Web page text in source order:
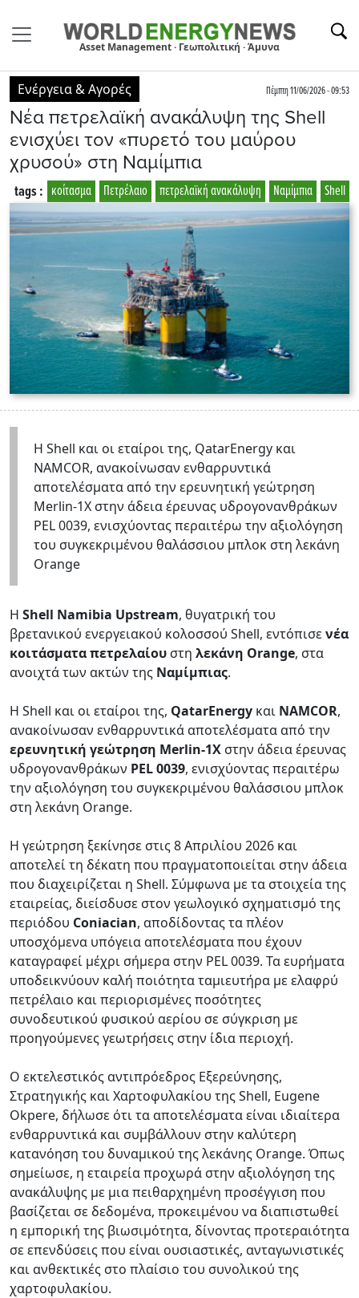
Asset Management · Γεωπολιτική · Άμυνα
Ενέργεια & Αγορές Πέμπτη 11/06/2026 - 09:53
Νέα πετρελαϊκή ανακάλυψη της Shell
ενισχύει τον «πυρετό του μαύρου
χρυσού» στη Ναμίμπια
Shell
Ναμίμπια
πετρελαϊκή ανακάλυψη
Πετρέλαιο
κοίτασμα
tags :
Η Shell και οι εταίροι της, QatarEnergy και
NAMCOR, ανακοίνωσαν ενθαρρυντικά
αποτελέσματα από την ερευνητική γεώτρηση
Merlin-1X στην άδεια έρευνας υδρογονανθράκων
PEL 0039, ενισχύοντας περαιτέρω την αξιολόγηση
του συγκεκριμένου θαλάσσιου μπλοκ στη λεκάνη
Orange
Η Shell Namibia Upstream, θυγατρική του
βρετανικού ενεργειακού κολοσσού Shell, εντόπισενέα
κοιτάσματα πετρελαίου στη λεκάνη Orange, στα
ανοιχτά των ακτών της Ναμίμπιας.
Η Shell και οι εταίροι της, QatarEnergy και NAMCOR,
ανακοίνωσαν ενθαρρυντικά αποτελέσματα από την
ερευνητική γεώτρηση Merlin-1X στην άδεια έρευνας
υδρογονανθράκων PEL 0039, ενισχύοντας περαιτέρω
την αξιολόγηση του συγκεκριμένου θαλάσσιου μπλοκ
στη λεκάνη Orange.
Η γεώτρηση ξεκίνησε στις 8 Απριλίου 2026 και
αποτελεί τη δέκατη που πραγματοποιείται στην άδεια
που διαχειρίζεται η Shell. Σύμφωνα με τα στοιχεία της
εταιρείας, διείσδυσε στον γεωλογικό σχηματισμό της
περιόδου Coniacian, αποδίδοντας τα πλέον
υποσχόμενα υπόγεια αποτελέσματα που έχουν
καταγραφεί μέχρι σήμερα στην PEL 0039. Τα ευρήματα
υποδεικνύουν καλή ποιότητα ταμιευτήρα με ελαφρύ
πετρέλαιο και περιορισμένες ποσότητες
συνοδευτικού φυσικού αερίου σε σύγκριση με
προηγούμενες γεωτρήσεις στην ίδια περιοχή.
Ο εκτελεστικός αντιπρόεδρος Εξερεύνησης,
Στρατηγικής και Χαρτοφυλακίου της Shell, Eugene
Okpere, δήλωσε ότι τα αποτελέσματα είναι ιδιαίτερα
ενθαρρυντικά και συμβάλλουν στην καλύτερη
κατανόηση του δυναμικού της λεκάνης Orange. Όπως
σημείωσε, η εταιρεία προχωρά στην αξιολόγηση της
ανακάλυψης με μια πειθαρχημένη προσέγγιση που
βασίζεται σε δεδομένα, προκειμένου να διαπιστωθεί
η εμπορική της βιωσιμότητα, δίνοντας προτεραιότητα
σε επενδύσεις που είναι ουσιαστικές, ανταγωνιστικές
και ανθεκτικές στο πλαίσιο του συνολικού της
χαρτοφυλακίου.